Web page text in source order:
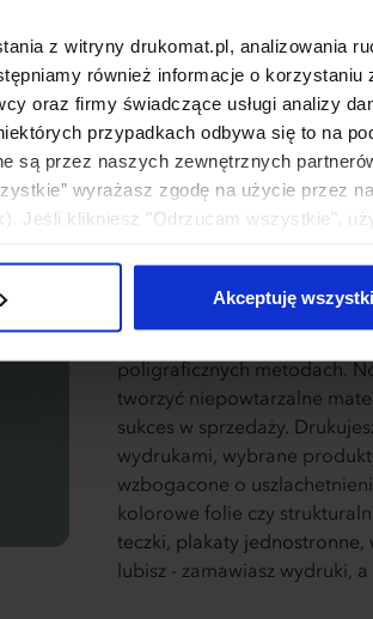
z witryny drukomat.pl, analizowania
również informacje o korzystaniu
oraz firmy świadczące usługi analizy
przypadkach odbywa się to na
są przez naszych zewnętrznych
wyrażasz zgodę na użycie przez
Jeśli klikniesz "Odrzucam wszystkie",
Akceptuję
dostępny
Co nas wyróżnia na tle
zadowolonych klientów i
Drukujesz wygodnie -
oszczędzając dzięki temu
drukiem cyfrowym,
offsetowych, reprezentując
poligraficznych metodach.
tworzyć niepowtarzalne
sukces w sprzedaży.
wydrukami, wybrane
wzbogacone o
kolorowe folie czy
teczki, plakaty jednostronne,
lubisz - zamawiasz wydruki,